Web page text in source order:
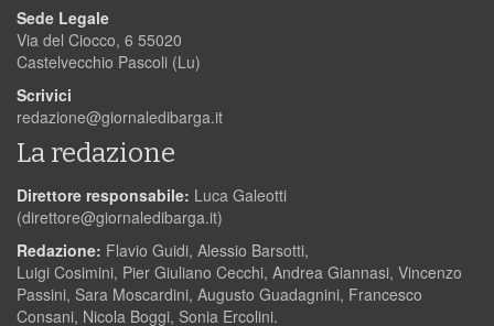
Sede Legale
Via del Ciocco, 6 55020
Castelvecchio Pascoli (Lu)
Scrivici
redazione@giornaledibarga.it
La redazione
Direttore responsabile: Luca Galeotti
(direttore@giornaledibarga.it)
Redazione: Flavio Guidi, Alessio Barsotti,
Luigi Cosimini, Pier Giuliano Cecchi, Andrea Giannasi, Vincenzo
Passini, Sara Moscardini, Augusto Guadagnini, Francesco
Consani, Nicola Boggi, Sonia Ercolini.